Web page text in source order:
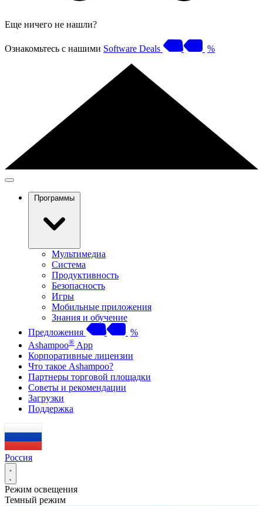
Еще ничего не нашли?
Ознакомьтесь с нашими Software Deals %
Программы
Мультимедиа
Система
Продуктивность
Безопасность
Игры
Мобильные приложения
Знания и обучение
Предложения
%
Ashampoo® App
Корпоративные лицензии
Что такое Ashampoo?
Партнеры торговой площадки
Советы и рекомендации
Загрузки
Поддержка
Россия
Режим освещения
Темный режим